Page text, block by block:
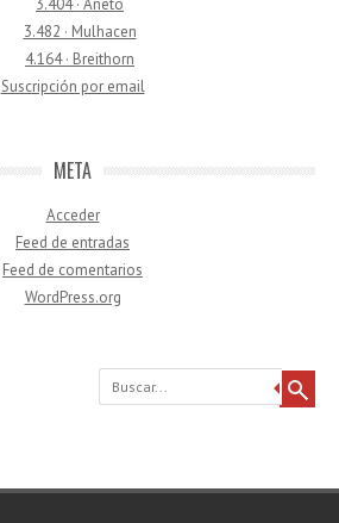
3.404 · Aneto
3.482 · Mulhacen
4.164 · Breithorn
Suscripción por email
META
Acceder
Feed de entradas
Feed de comentarios
WordPress.org
Buscar